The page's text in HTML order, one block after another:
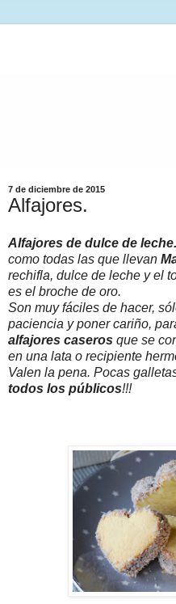
7 de diciembre de 2015
Alfajores.
Alfajores de dulce de leche.
como todas las que llevan
rechifla, dulce de leche y el
es el broche de oro.
Son muy fáciles de hacer,
paciencia y poner cariño,
alfajores caseros que se
en una lata o recipiente
Valen la pena. Pocas
todos los públicos!!!